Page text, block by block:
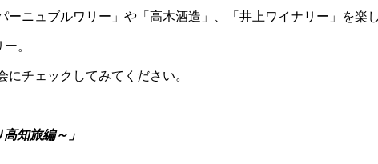
ニュブルワリー」や「高木酒造」、「井上ワイナリー」を楽
。
チェックしてみてください。
知旅編～」